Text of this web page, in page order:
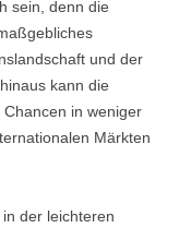
sein, denn die
und der
kann die
in weniger
Märkten
der leichteren